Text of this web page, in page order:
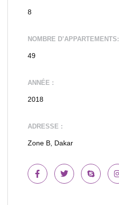
8
NOMBRE D’APPARTEMENTS:
49
ANNÉE :
2018
ADRESSE :
Zone B, Dakar